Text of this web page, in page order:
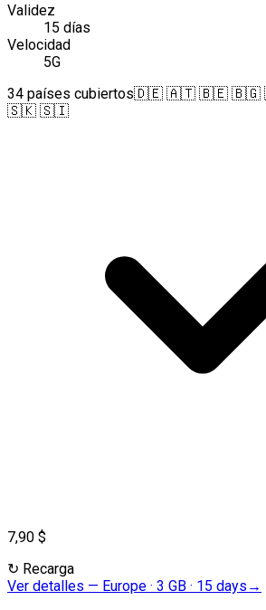
Validez
15 días
Velocidad
5G
34 países cubiertos🇩🇪 🇦🇹 🇧🇪 🇧🇬
🇸🇰 🇸🇮
7,90 $
↻ Recarga
Ver detalles — Europe · 3 GB · 15 days →